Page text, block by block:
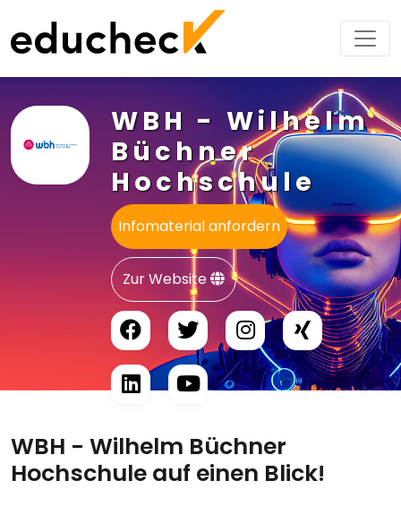
WBH - Wilhelm
Büchner
Hochschule
Infomaterial anfordern
Zur Website
WBH - Wilhelm Büchner
Hochschule auf einen Blick!